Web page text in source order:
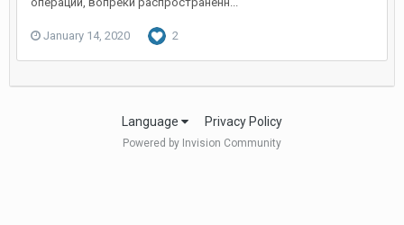
January 14, 2020 2
Language Privacy Policy
Powered by Invision Community